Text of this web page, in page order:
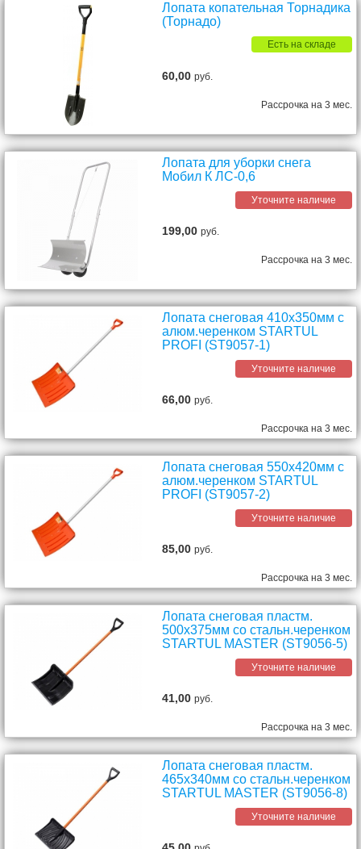
Лопата копательная Торнадика
(Торнадо)
Есть на складе
60,00руб.
Рассрочка на 3 мес.
Лопата для уборки снега
Мобил К ЛС-0,6
Уточните наличие
199,00руб.
Рассрочка на 3 мес.
Лопата снеговая 410х350мм с
алюм.черенком STARTUL
PROFI (ST9057-1)
Уточните наличие
66,00руб.
Рассрочка на 3 мес.
Лопата снеговая 550х420мм с
алюм.черенком STARTUL
PROFI (ST9057-2)
Уточните наличие
85,00руб.
Рассрочка на 3 мес.
Лопата снеговая пластм.
500х375мм со стальн.черенком
STARTUL MASTER (ST9056-5)
Уточните наличие
41,00руб.
Рассрочка на 3 мес.
Лопата снеговая пластм.
465х340мм со стальн.черенком
STARTUL MASTER (ST9056-8)
Уточните наличие